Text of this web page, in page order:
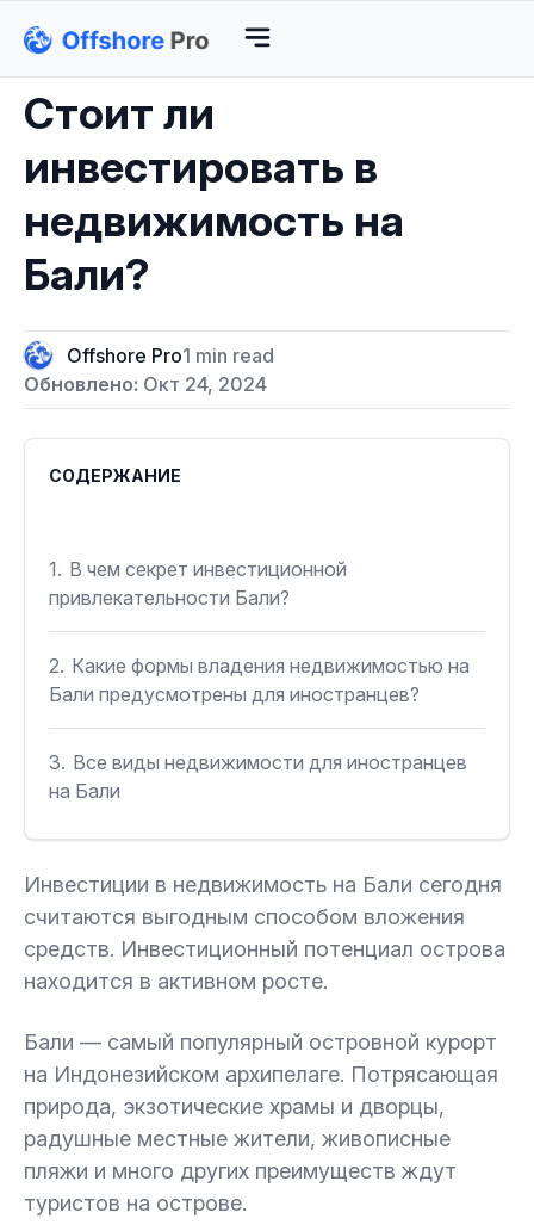
Стоит ли
инвестировать в
недвижимость на
Бали?
Offshore Pro1 min read
Обновлено: Окт 24, 2024
СОДЕРЖАНИЕ
1. В чем секрет инвестиционной
привлекательности Бали?
2. Какие формы владения недвижимостью на
Бали предусмотрены для иностранцев?
3. Все виды недвижимости для иностранцев
на Бали
3.2. Апартаменты на Бали
3.3. Офисы, гостиницы, рестораны
4. Как купить недвижимость на Бали?
4.1. Дополнительные расходы
5. Какие районы на Бали считаются наиболее
Инвестиции в недвижимость на Бали сегодня
считаются выгодным способом вложения
средств. Инвестиционный потенциал острова
находится в активном росте.
Бали — самый популярный островной курорт
на Индонезийском архипелаге. Потрясающая
природа, экзотические храмы и дворцы,
радушные местные жители, живописные
пляжи и много других преимуществ ждут
туристов на острове.